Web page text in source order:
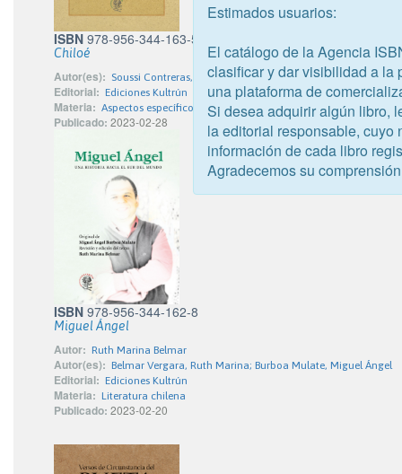
ISBN 978-956-344-163-5
Chiloé
Autor(es): Soussi Contreras, Luis Alfredo
Editorial: Ediciones Kultrún
Materia: Aspectos específicos de la cultura
Publicado: 2023-02-28
ISBN 978-956-344-162-8
Miguel Ángel
Autor: Ruth Marina Belmar
Autor(es): Belmar Vergara, Ruth Marina; Burboa Mulate, Miguel Ángel
Editorial: Ediciones Kultrún
Materia: Literatura chilena
Publicado: 2023-02-20
Estimados usuarios:
El catálogo de la Agencia
clasificar y dar visibilidad a la
una plataforma de
Si desea adquirir algún libro,
la editorial responsable, cuyo
información de cada libro
Agradecemos su